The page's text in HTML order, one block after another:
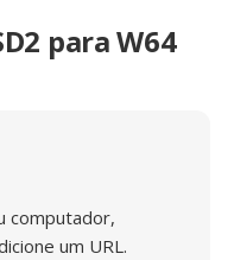
para W64
computador,
um URL.